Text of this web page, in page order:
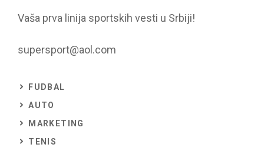
Vaša prva linija sportskih vesti u Srbiji!
supersport@aol.com
FUDBAL
AUTO
MARKETING
TENIS